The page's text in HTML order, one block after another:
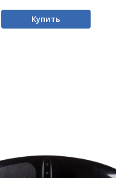
Купить